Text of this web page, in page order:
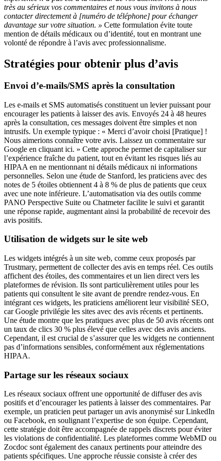
très au sérieux vos commentaires et nous vous invitons à nous
contacter directement à [numéro de téléphone] pour échanger
davantage sur votre situation. » Cette formulation évite toute
mention de détails médicaux ou d’identité, tout en montrant une
volonté de répondre à l’avis avec professionnalisme.
Stratégies pour obtenir plus d’avis
Envoi d’e-mails/SMS après la consultation
Les e-mails et SMS automatisés constituent un levier puissant pour
encourager les patients à laisser des avis. Envoyés 24 à 48 heures
après la consultation, ces messages doivent être simples et non
intrusifs. Un exemple typique : « Merci d’avoir choisi [Pratique] !
Nous aimerions connaître votre avis. Laissez un commentaire sur
Google en cliquant ici. » Cette approche permet de capitaliser sur
l’expérience fraîche du patient, tout en évitant les risques liés au
HIPAA en ne mentionnant ni détails médicaux ni informations
personnelles. Selon une étude de Stanford, les praticiens avec des
notes de 5 étoiles obtiennent 4 à 8 % de plus de patients que ceux
avec une note inférieure. L’automatisation via des outils comme
PANO Perspective Suite ou Chatmeter facilite le suivi et garantit
une réponse rapide, augmentant ainsi la probabilité de recevoir des
avis positifs.
Utilisation de widgets sur le site web
Les widgets intégrés à un site web, comme ceux proposés par
Trustmary, permettent de collecter des avis en temps réel. Ces outils
affichent des étoiles, des commentaires et un lien direct vers les
plateformes de révision. Ils sont particulièrement utiles pour les
patients qui consultent le site avant de prendre rendez-vous. En
intégrant ces widgets, les praticiens améliorent leur visibilité SEO,
car Google privilégie les sites avec des avis récents et pertinents.
Une étude montre que les pratiques avec plus de 50 avis récents ont
un taux de clics 30 % plus élevé que celles avec des avis anciens.
Cependant, il est crucial de s’assurer que les widgets ne contiennent
pas d’informations sensibles, conformément aux réglementations
HIPAA.
Partage sur les réseaux sociaux
Les réseaux sociaux offrent une opportunité de diffuser des avis
positifs et d’encourager les patients à laisser des commentaires. Par
exemple, un praticien peut partager un avis anonymisé sur LinkedIn
ou Facebook, en soulignant l’expertise de son équipe. Cependant,
cette stratégie doit être accompagnée de rappels discrets pour éviter
les violations de confidentialité. Les plateformes comme WebMD ou
Zocdoc sont également des canaux pertinents pour atteindre des
patients spécifiques. Une approche réussie consiste à créer des